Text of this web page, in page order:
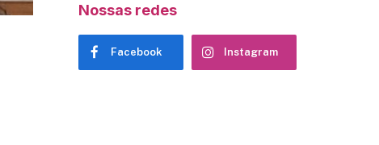
Nossas redes
Facebook Instagram